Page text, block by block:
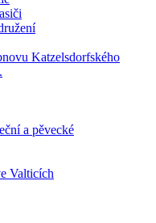
Katzelsdorfského
a pěvecké
Valticích